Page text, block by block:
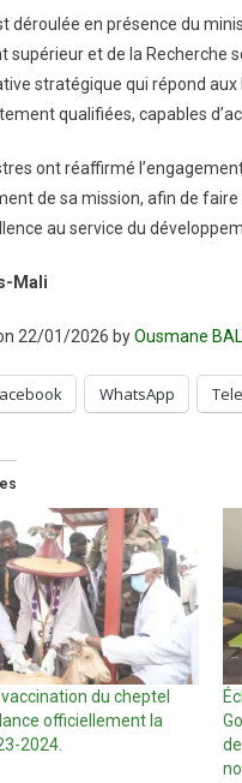
déroulée en présence du
supérieur et de la
stratégique qui répond
qualifiées, capables
ont réaffirmé
de sa mission, afin de
au service du
Mali
22/01/2026 byOusmane
WhatsApp
du cheptel
officiellement la
2024.